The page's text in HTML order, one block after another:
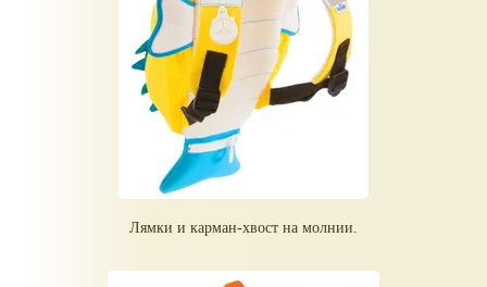
Лямки и карман-хвост на молнии.